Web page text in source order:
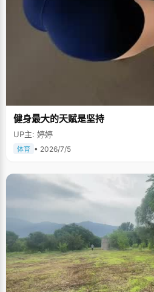
健身最大的天赋是坚持
UP主: 婷婷
体育 • 2026/7/5